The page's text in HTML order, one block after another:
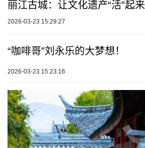
丽江古城：让文化遗产“活”起来
2026-03-23 15:29:27
“咖啡哥”刘永乐的大梦想！
2026-03-23 15:23:16